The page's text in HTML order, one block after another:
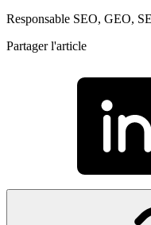
Responsable SEO, GEO,
Partager l'article